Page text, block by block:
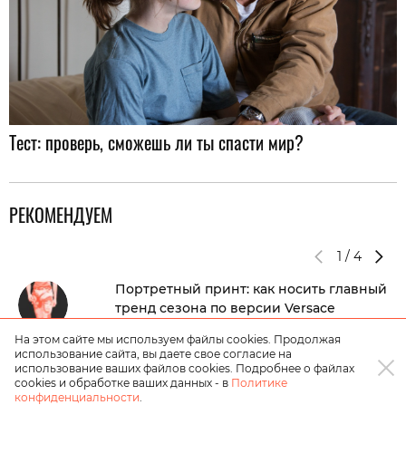
Тест: проверь, сможешь ли ты спасти мир?
РЕКОМЕНДУЕМ
1 / 4
Портретный принт: как носить главный
тренд сезона по версии Versace
Прямиком с подиума: 5 модных
приемов, которые работают в реальной
жизни
На этом сайте мы используем файлы cookies. Продолжая
использование сайта, вы даете свое согласие на
использование ваших файлов cookies. Подробнее о файлах
cookies и обработке ваших данных - в Политике
конфиденциальности.